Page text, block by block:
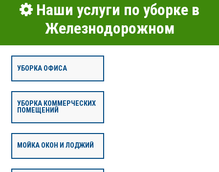
Наши услуги по уборке в
Железнодорожном
УБОРКА ОФИСА
УБОРКА КОММЕРЧЕСКИХ
ПОМЕЩЕНИЙ
МОЙКА ОКОН И ЛОДЖИЙ